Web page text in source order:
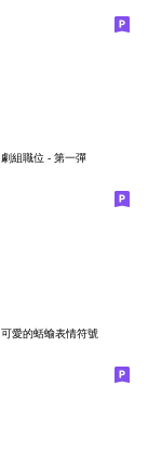
劇組職位 - 第一彈
可愛的蛞蝓表情符號